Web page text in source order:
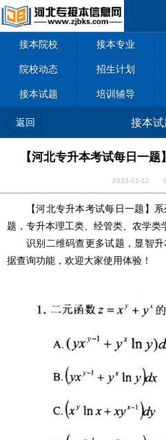
接本院校 接本专业
院校动态 招生计划
接本试题 培训辅导
返回 接本试
【河北专升本考试每日一
2023-01-12
【河北专升本考试每日一题】
题，专升本理工类、经管类、农学类
识别二维码查更多试题，显智
据查询功能，欢迎大家使用体验！